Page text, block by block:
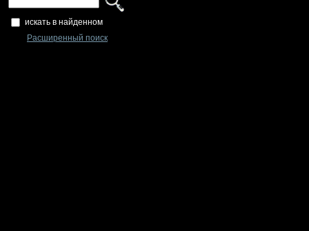
искать в найденном
Расширенный поиск